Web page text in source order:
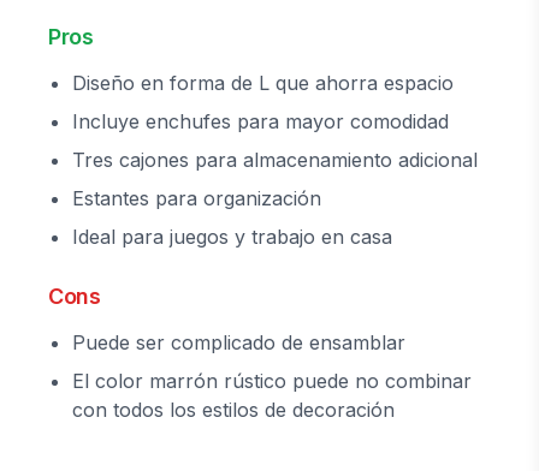
Pros
Diseño en forma de L que ahorra espacio
Incluye enchufes para mayor comodidad
Tres cajones para almacenamiento adicional
Estantes para organización
Ideal para juegos y trabajo en casa
Cons
Puede ser complicado de ensamblar
El color marrón rústico puede no combinar
con todos los estilos de decoración